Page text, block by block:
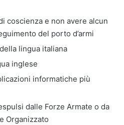
coscienza e non avere alcun
del porto d’armi
lingua italiana
inglese
informatiche più
dalle Forze Armate o da
Organizzato